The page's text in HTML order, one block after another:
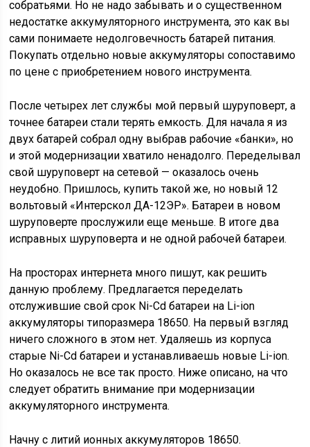
собратьями. Но не надо забывать и о существенном
недостатке аккумуляторного инструмента, это как вы
сами понимаете недолговечность батарей питания.
Покупать отдельно новые аккумуляторы сопоставимо
по цене с приобретением нового инструмента.
После четырех лет службы мой первый шуруповерт, а
точнее батареи стали терять емкость. Для начала я из
двух батарей собрал одну выбрав рабочие «банки», но
и этой модернизации хватило ненадолго. Переделывал
свой шуруповерт на сетевой — оказалось очень
неудобно. Пришлось, купить такой же, но новый 12
вольтовый «Интерскол ДА-12ЭР». Батареи в новом
шуруповерте прослужили еще меньше. В итоге два
исправных шуруповерта и не одной рабочей батареи.
На просторах интернета много пишут, как решить
данную проблему. Предлагается переделать
отслужившие свой срок Ni-Cd батареи на Li-ion
аккумуляторы типоразмера 18650. На первый взгляд
ничего сложного в этом нет. Удаляешь из корпуса
старые Ni-Cd батареи и устанавливаешь новые Li-ion.
Но оказалось не все так просто. Ниже описано, на что
следует обратить внимание при модернизации
аккумуляторного инструмента.
Начну с литий ионных аккумуляторов 18650.